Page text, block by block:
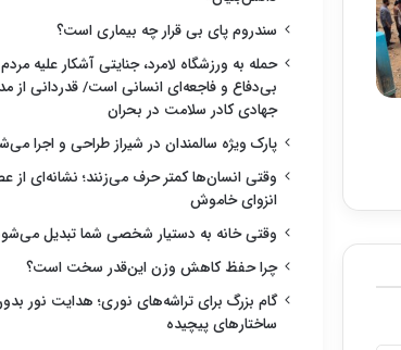
سندروم پای بی قرار چه بیماری است؟
حمله به ورزشگاه لامرد، جنایتی آشکار علیه مردم
بی‌دفاع و فاجعه‌ای انسانی است/ قدردانی از
جهادی کادر سلامت در بحران
پارک ویژه سالمندان در شیراز طراحی و اجرا
وقتی انسان‌ها کمتر حرف می‌زنند؛ نشانه‌ای از
انزوای خاموش
وقتی خانه به دستیار شخصی شما تبدیل
چرا حفظ کاهش وزن این‌قدر سخت است؟
گام بزرگ برای تراشه‌های نوری؛ هدایت نور
ساختارهای پیچیده